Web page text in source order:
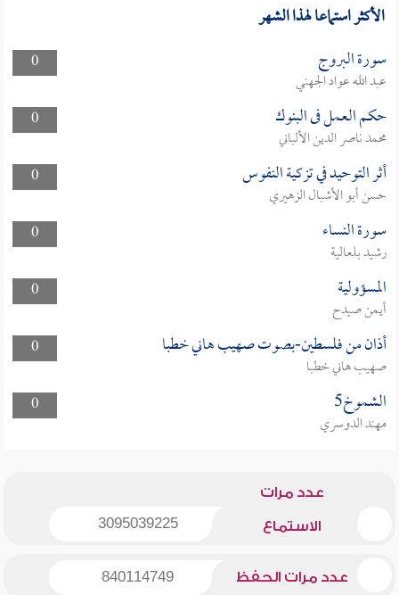
الأكثر استماعا لهذا الشهر
0 سورة البروج
عبد الله عواد الجهني
0
حكم العمل فى البنوك
محمد ناصر الدين الألباني
0
أثر التوحيد في تزكية النفوس
حسن أبو الأشبال الزهيري
0
سورة النساء
رشيد بلعالية
0
المسؤولية
أيمن صيدح
0
أذان من فلسطين-بصوت صهيب هاني خطبا
صهيب هاني خطبا
0
الشموخ5
مهند الدوسري
عدد مرات
الاستماع 3095039225
عدد مرات الحفظ 840114749